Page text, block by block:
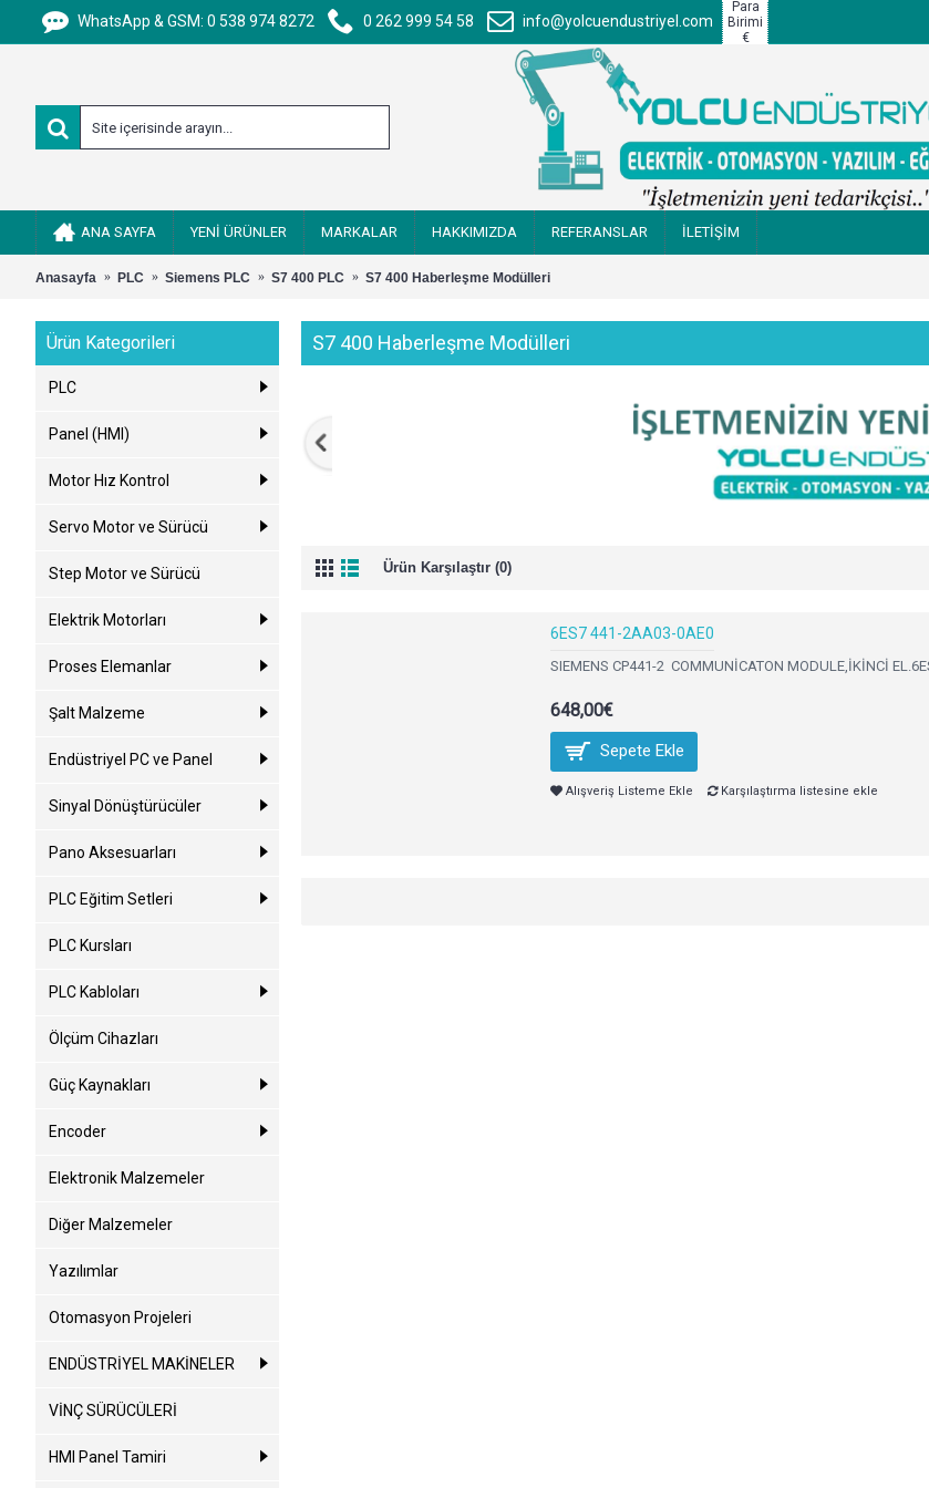
WhatsApp & GSM: 0 538 974 8272 0 262 999 54 58 info@yolcuendustriyel.com
Para
Birimi
€
ANA SAYFA YENİ ÜRÜNLER MARKALAR HAKKIMIZDA REFERANSLAR İLETİŞİM
Anasayfa PLC Siemens PLC S7 400 PLC S7 400 Haberleşme Modülleri
Ürün Kategorileri
PLC
Panel (HMI)
Motor Hız Kontrol
Servo Motor ve Sürücü
Step Motor ve Sürücü
Elektrik Motorları
Proses Elemanlar
Şalt Malzeme
Endüstriyel PC ve Panel
Sinyal Dönüştürücüler
Pano Aksesuarları
PLC Eğitim Setleri
PLC Kursları
PLC Kabloları
Ölçüm Cihazları
Güç Kaynakları
Encoder
Elektronik Malzemeler
Diğer Malzemeler
Yazılımlar
Otomasyon Projeleri
ENDÜSTRİYEL MAKİNELER
VİNÇ SÜRÜCÜLERİ
HMI Panel Tamiri
S7 400 Haberleşme Modülleri
Ürün Karşılaştır (0)
6ES7 441-2AA03-0AE0
SIEMENS CP441-2 COMMUNİCATON MODULE,İKİNCİ
648,00€
Sepete Ekle
Alışveriş Listeme Ekle Karşılaştırma listesine ekle